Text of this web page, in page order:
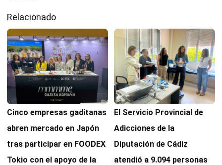
Relacionado
Cinco empresas gaditanas
abren mercado en Japón
tras participar en FOODEX
Tokio con el apoyo de la
El Servicio Provincial de
Adicciones de la
Diputación de Cádiz
atendió a 9.094 personas